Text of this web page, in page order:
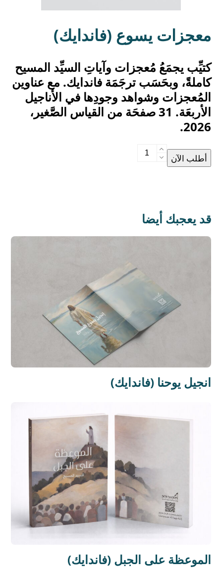
(فاندايك) معجزات يسوع
كتيِّب يجمَعُ مُعجزات وآياتِ السيِّد المسيح
كاملةً، وبحَسَب ترجَمَة فاندايك. مع عناوين
المُعجزات وشواهد وجودِها في الأناجيل
الأربعَة. 31 صفحَة من القياس الصَّغير،
2026.
معجزات
أطلب الآن
قد يعجبك أيضا
(انجيل يوحنا (فاندايك
الموعظة على الجبل (فاندايك)